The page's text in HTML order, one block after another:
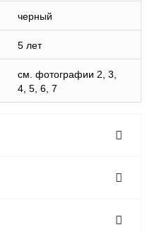
черный
5 лет
cм. фотографии 2, 3,
4, 5, 6, 7